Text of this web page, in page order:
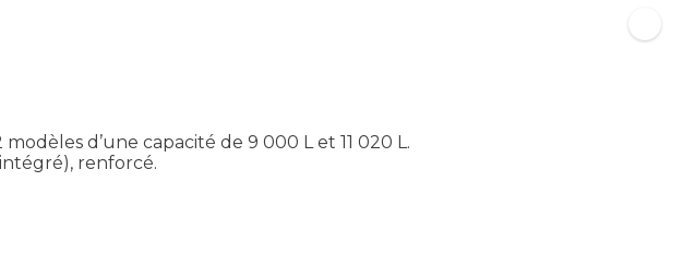
d’une capacité de 9 000 L et 11 020 L.
renforcé.